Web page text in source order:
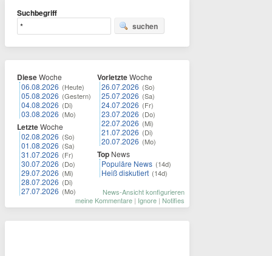
Suchbegriff
suchen
DieseWoche
06.08.2026 (Heute)
05.08.2026 (Gestern)
04.08.2026 (Di)
03.08.2026 (Mo)
LetzteWoche
02.08.2026 (So)
01.08.2026 (Sa)
31.07.2026 (Fr)
30.07.2026 (Do)
29.07.2026 (Mi)
28.07.2026 (Di)
27.07.2026 (Mo)
VorletzteWoche
26.07.2026 (So)
25.07.2026 (Sa)
24.07.2026 (Fr)
23.07.2026 (Do)
22.07.2026 (Mi)
21.07.2026 (Di)
20.07.2026 (Mo)
Top News
Populäre News (14d)
Heiß diskutiert (14d)
News-Ansicht konfigurieren
meine Kommentare | Ignore | Notifies